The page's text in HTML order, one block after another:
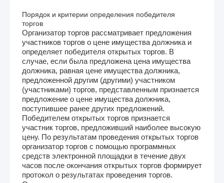
Порядок и критерии определения победителя
торгов
Организатор торгов рассматривает предложения
участников торгов о цене имущества должника и
определяет победителя открытых торгов. В
случае, если была предложена цена имущества
должника, равная цене имущества должника,
предложенной другим (другими) участником
(участниками) торгов, представленным признается
предложение о цене имущества должника,
поступившее ранее других предложений.
Победителем открытых торгов признается
участник торгов, предложивший наиболее высокую
цену. По результатам проведения открытых торгов
организатор торгов с помощью программных
средств электронной площадки в течение двух
часов после окончания открытых торгов формирует
протокол о результатах проведения торгов.